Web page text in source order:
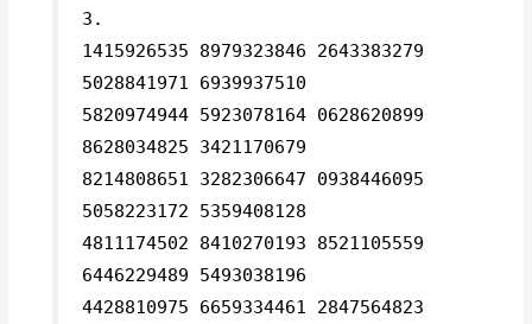
3.
1415926535 8979323846 2643383279
5028841971 6939937510
5820974944 5923078164 0628620899
8628034825 3421170679
8214808651 3282306647 0938446095
5058223172 5359408128
4811174502 8410270193 8521105559
6446229489 5493038196
4428810975 6659334461 2847564823